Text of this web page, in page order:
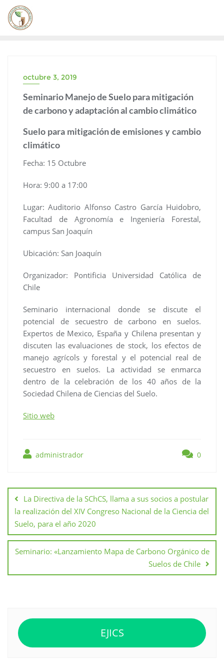
Saltar
contenido
octubre 3, 2019
Seminario Manejo de Suelo para mitigación
de carbono y adaptación al cambio climático
Suelo para mitigación de emisiones y cambio
climático
Fecha: 15 Octubre
Hora: 9:00 a 17:00
Lugar: Auditorio Alfonso Castro García Huidobro,
Facultad de Agronomía e Ingeniería Forestal,
campus San Joaquín
Ubicación: San Joaquín
Organizador: Pontificia Universidad Católica de
Chile
Seminario internacional donde se discute el
potencial de secuestro de carbono en suelos.
Expertos de Mexico, España y Chilena presentan y
discuten las evaluaciones de stock, los efectos de
manejo agrícols y forestal y el potencial real de
secuestro en suelos. La actividad se enmarca
dentro de la celebración de los 40 años de la
Sociedad Chilena de Ciencias del Suelo.
Sitio web
administrador 0
de
entradas
La Directiva de la SChCS, llama a sus socios a postular
la realización del XIV Congreso Nacional de la Ciencia del
Suelo, para el año 2020
Seminario: «Lanzamiento Mapa de Carbono Orgánico de
Suelos de Chile
EJICS